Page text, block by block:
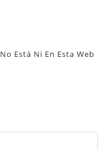
Está Ni En Esta Web